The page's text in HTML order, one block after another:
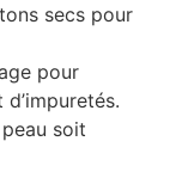
secs pour
pour
peau soit